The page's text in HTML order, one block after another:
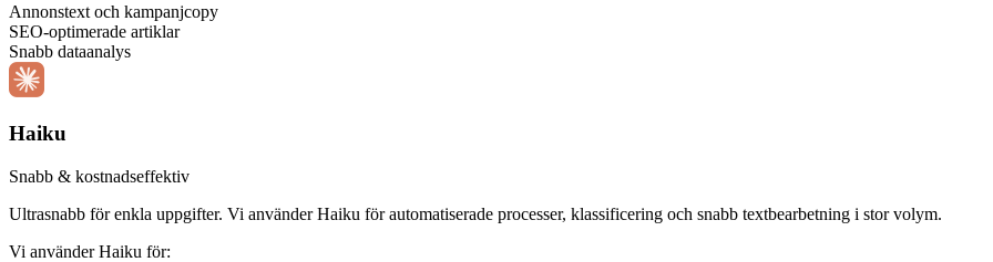
Annonstext och kampanjcopy
SEO-optimerade artiklar
Snabb dataanalys
Haiku
Snabb & kostnadseffektiv
Ultrasnabb för enkla uppgifter. Vi använder Haiku för automatiserade processer, klassificering och snabb textbearbetning i stor volym.
Vi använder Haiku för: